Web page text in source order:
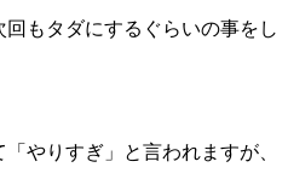
もタダにするぐらいの事をし
やりすぎ」と言われますが、